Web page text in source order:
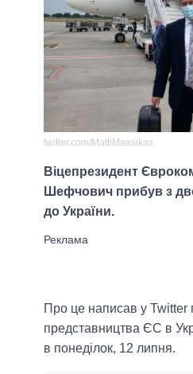
twitter.com/MattiMaasikas
Віцепрезидент
Шефчович прибув з
до України.
Про це написав у Twitter
представництва ЄС в
в понеділок, 12 липня.